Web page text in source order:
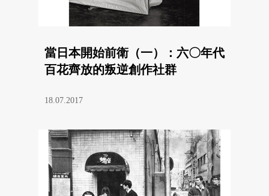
當日本開始前衛（一）：六〇年代
百花齊放的叛逆創作社群
18.07.2017